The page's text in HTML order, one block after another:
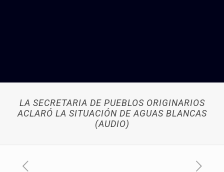
LA SECRETARIA DE PUEBLOS ORIGINARIOS
ACLARÓ LA SITUACIÓN DE AGUAS BLANCAS
(AUDIO)